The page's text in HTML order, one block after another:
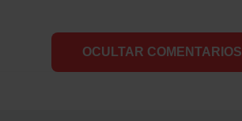
OCULTAR COMENTARIOS